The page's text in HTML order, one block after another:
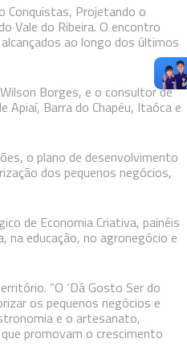
Conquistas, Projetando o
Vale do Ribeira. O encontro
ao longo dos últimos
Borges, e o consultor de
Apiaí, Barra do Chapéu, Itaóca e
o plano de desenvolvimento
dos pequenos negócios,
de Economia Criativa, painéis
na educação, no agronegócio e
“O ‘Dá Gosto Ser do
os pequenos negócios e
e o artesanato,
promovam o crescimento